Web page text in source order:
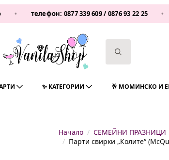
телефон:0877 339 609/0876 93 22 25 •
✨ КАТЕГОРИИ 🥂 МОМИНСКО И
Начало СЕМЕЙНИ ПРАЗНИЦИ
Парти свирки „Колите“